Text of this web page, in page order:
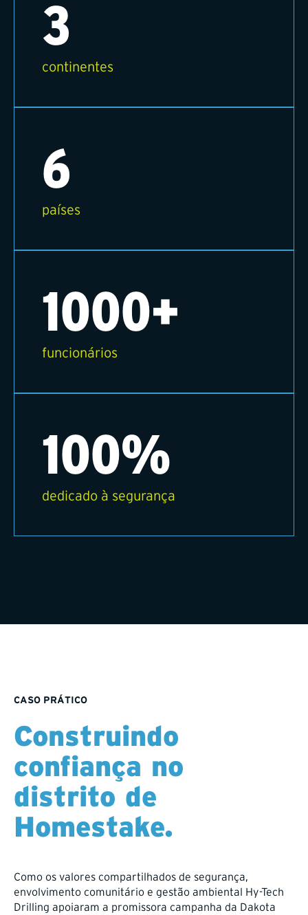
3
continentes
6
países
1000+
funcionários
100%
dedicado à segurança
CASO PRÁTICO
Construindo
confiança no
distrito de
Homestake.
Como os valores compartilhados de segurança,
envolvimento comunitário e gestão ambiental Hy-Tech
Drilling apoiaram a promissora campanha da Dakota